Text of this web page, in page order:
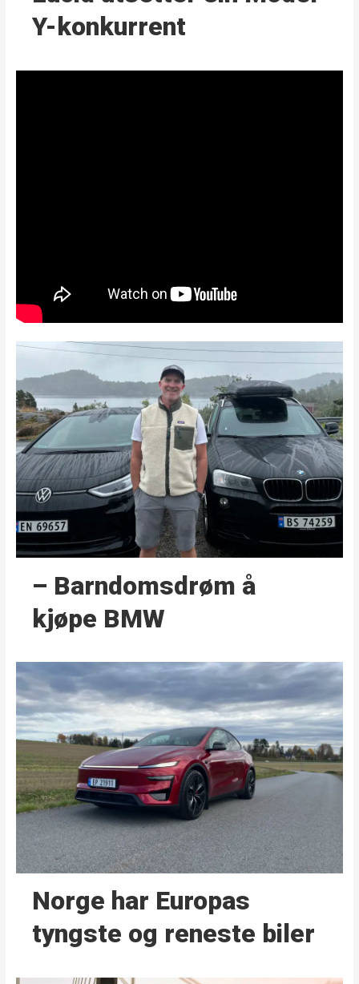
Y-konkurrent
– Barndoms­drøm å
kjøpe BMW
Norge har Europas
tyngste og reneste biler